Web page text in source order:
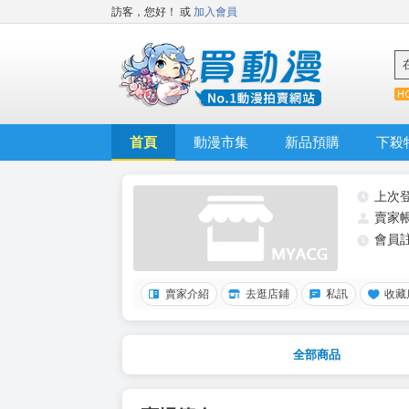
訪客，您好！ 或 加入會員
首頁 動漫市集 新品預購 下殺
上次
賣家
會員
賣家介紹 去逛店鋪 私訊 收藏
全部商品